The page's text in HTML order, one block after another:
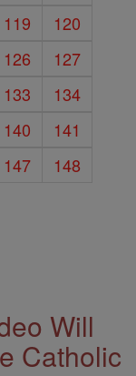
119
120
126
127
133
134
140
141
147
148
Will
Catholic